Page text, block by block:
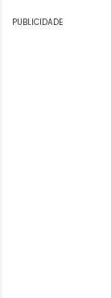
PUBLICIDADE